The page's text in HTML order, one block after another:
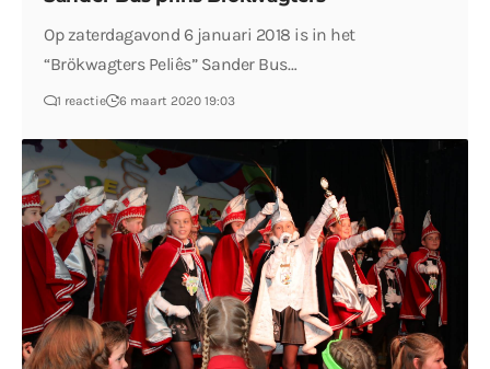
Op zaterdagavond 6 januari 2018 is in het
“Brökwagters Peliês” Sander Bus…
1 reactie 6 maart 2020 19:03